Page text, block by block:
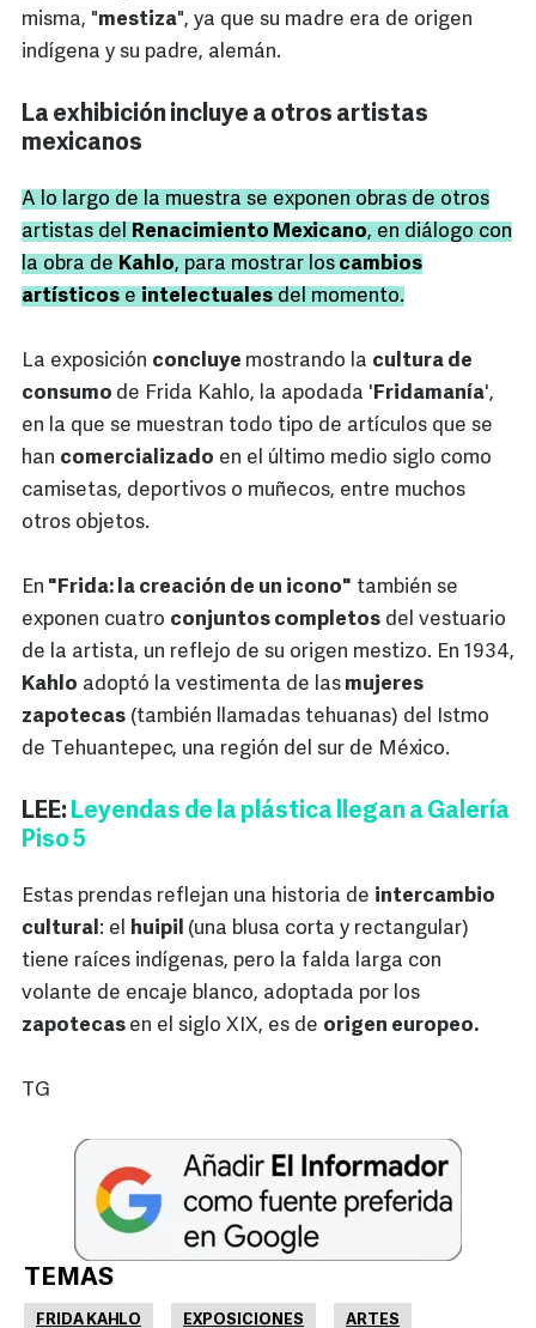
misma, "mestiza", ya que su madre era de origen
indígena y su padre, alemán.
La exhibición incluye a otros artistas
mexicanos
A lo largo de la muestra se exponen obras de otros
artistas del Renacimiento Mexicano, en diálogo con
la obra de Kahlo, para mostrar los cambios
artísticos e intelectuales del momento.
La exposición concluye mostrando la cultura de
consumo de Frida Kahlo, la apodada 'Fridamanía',
en la que se muestran todo tipo de artículos que se
han comercializado en el último medio siglo como
camisetas, deportivos o muñecos, entre muchos
otros objetos.
En "Frida: la creación de un icono" también se
exponen cuatro conjuntos completos del vestuario
de la artista, un reflejo de su origen mestizo. En 1934,
Kahlo adoptó la vestimenta de las mujeres
zapotecas (también llamadas tehuanas) del Istmo
de Tehuantepec, una región del sur de México.
LEE: Leyendas de la plástica llegan a Galería
Piso 5
Estas prendas reflejan una historia de intercambio
cultural: el huipil (una blusa corta y rectangular)
tiene raíces indígenas, pero la falda larga con
volante de encaje blanco, adoptada por los
zapotecas en el siglo XIX, es de origen europeo.
TG
TEMAS
FRIDA KAHLO EXPOSICIONES ARTES